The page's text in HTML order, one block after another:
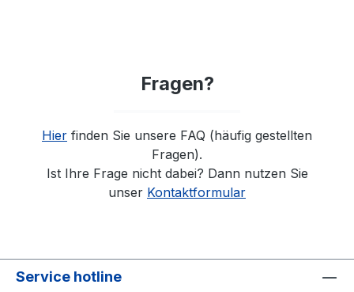
Fragen?
Hier finden Sie unsere FAQ (häufig gestellten
Fragen).
Ist Ihre Frage nicht dabei? Dann nutzen Sie
unser Kontaktformular
Service hotline